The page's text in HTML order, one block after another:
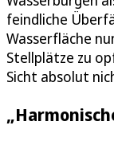
feindliche
Wasserfläche
Stellplätze zu
Sicht absolut